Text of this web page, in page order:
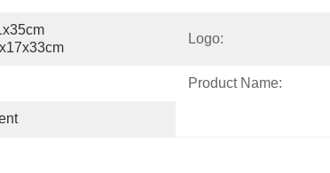
Logo:
Product Name: